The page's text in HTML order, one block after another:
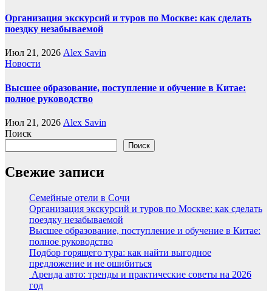
Организация экскурсий и туров по Москве: как сделать
поездку незабываемой
Июл 21, 2026 Alex Savin
Новости
Высшее образование, поступление и обучение в Китае:
полное руководство
Июл 21, 2026 Alex Savin
Поиск
Поиск
Свежие записи
Семейные отели в Сочи
Организация экскурсий и туров по Москве: как сделать
поездку незабываемой
Высшее образование, поступление и обучение в Китае:
полное руководство
Подбор горящего тура: как найти выгодное
предложение и не ошибиться
Аренда авто: тренды и практические советы на 2026
год